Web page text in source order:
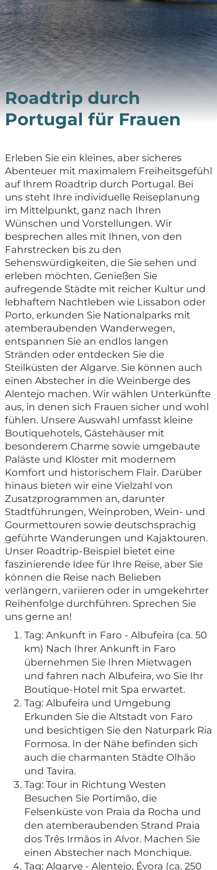
DE
Deutsch
English
Roadtrip durch
Portugal für Frauen
Erleben Sie ein kleines, aber sicheres
Abenteuer mit maximalem Freiheitsgefühl
auf Ihrem Roadtrip durch Portugal. Bei
uns steht Ihre individuelle Reiseplanung
im Mittelpunkt, ganz nach Ihren
Wünschen und Vorstellungen. Wir
besprechen alles mit Ihnen, von den
Fahrstrecken bis zu den
Sehenswürdigkeiten, die Sie sehen und
erleben möchten. Genießen Sie
aufregende Städte mit reicher Kultur und
lebhaftem Nachtleben wie Lissabon oder
Porto, erkunden Sie Nationalparks mit
atemberaubenden Wanderwegen,
entspannen Sie an endlos langen
Stränden oder entdecken Sie die
Steilküsten der Algarve. Sie können auch
einen Abstecher in die Weinberge des
Alentejo machen. Wir wählen Unterkünfte
aus, in denen sich Frauen sicher und wohl
fühlen. Unsere Auswahl umfasst kleine
Boutiquehotels, Gästehäuser mit
besonderem Charme sowie umgebaute
Paläste und Klöster mit modernem
Komfort und historischem Flair. Darüber
hinaus bieten wir eine Vielzahl von
Zusatzprogrammen an, darunter
Stadtführungen, Weinproben, Wein- und
Gourmettouren sowie deutschsprachig
geführte Wanderungen und Kajaktouren.
Unser Roadtrip-Beispiel bietet eine
faszinierende Idee für Ihre Reise, aber Sie
können die Reise nach Belieben
verlängern, variieren oder in umgekehrter
Reihenfolge durchführen. Sprechen Sie
uns gerne an!
Tag: Ankunft in Faro - Albufeira (ca. 50
km) Nach Ihrer Ankunft in Faro
übernehmen Sie Ihren Mietwagen
und fahren nach Albufeira, wo Sie Ihr
Boutique-Hotel mit Spa erwartet.
Tag: Albufeira und Umgebung
Erkunden Sie die Altstadt von Faro
und besichtigen Sie den Naturpark Ria
Formosa. In der Nähe befinden sich
auch die charmanten Städte Olhão
und Tavira.
Tag: Tour in Richtung Westen
Besuchen Sie Portimão, die
Felsenküste von Praia da Rocha und
den atemberaubenden Strand Praia
dos Três Irmãos in Alvor. Machen Sie
einen Abstecher nach Monchique.
Tag: Algarve - Alentejo, Évora (ca. 250